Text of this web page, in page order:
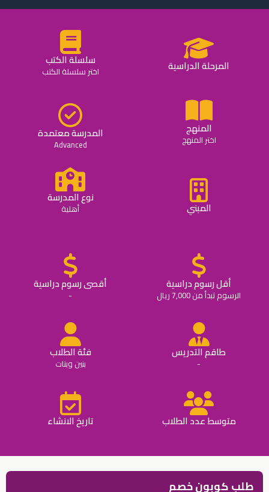
المرحلة الدراسية سلسلة الكتب
اختر سلسلة الكتب
المنهج
اختر المنهج المدرسة معتمدة
Advanced
المبني
نوع المدرسة
أهلية
أقل رسوم دراسية
الرسوم تبدأ من 7,000 ريال
أقصى رسوم دراسية
-
طاقم التدريس
-
فئة الطلاب
بنين وبنات
متوسط عدد الطلاب تاريخ الانشاء
طلب كوبون خصم